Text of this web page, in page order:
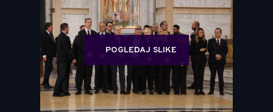
POGLEDAJ SLIKE